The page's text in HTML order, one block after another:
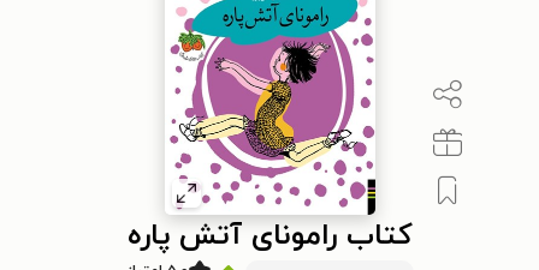
کتاب رامونای آتش پاره